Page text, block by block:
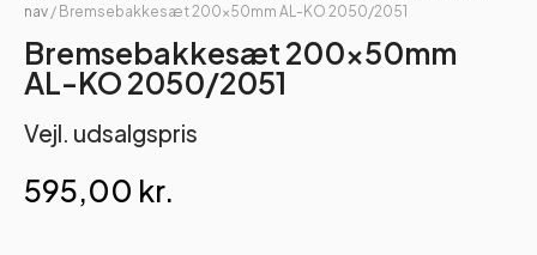
nav / Bremsebakkesæt 200x50mm AL-KO 2050/2051
Bremsebakkesæt 200x50mm
AL-KO 2050/2051
Vejl. udsalgspris
595,00 kr.